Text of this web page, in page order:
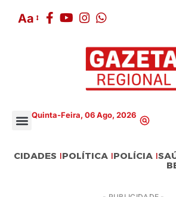
Aa
Quinta-Feira, 06 Ago, 2026
CIDADES POLÍTICA POLÍCIA